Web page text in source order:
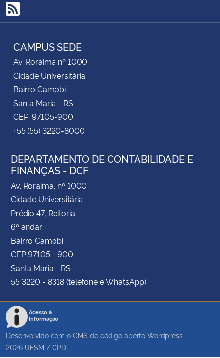
Advocacia-Geral da União
Banco Central do Brasil
RSS
CAMPUS SEDE
Av. Roraima nº 1000
Cidade Universitária
Bairro Camobi
Santa Maria - RS
CEP: 97105-900
+55 (55) 3220-8000
DEPARTAMENTO DE CONTABILIDADE E
FINANÇAS - DCF
Av. Roraima, nº 1000
Cidade Universitária
Prédio 47, Reitoria
6º andar
Bairro Camobi
CEP 97105 - 900
Santa Maria - RS
55 3220 - 8318 (telefone e WhatsApp)
Acesso à
Informação
Desenvolvido com o CMS de código aberto Wordpress
2026 UFSM / CPD